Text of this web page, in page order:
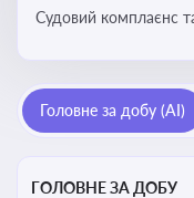
Судовий комплаєнс
обґрунтовані рішення
комплаєнс-перевірок
Головне за добу (AI)
ГОЛОВНЕ ЗА ДОБУ